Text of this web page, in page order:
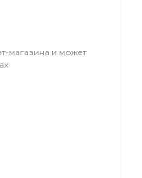
магазина и может